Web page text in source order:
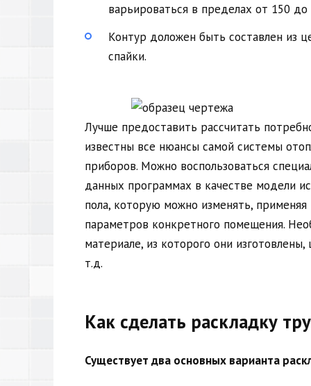
варьироваться в пределах от 150
Контур доложен быть составлен из
спайки.
Лучше предоставить рассчитать
известны все нюансы самой системы
приборов. Можно воспользоваться
данных программах в качестве модели
пола, которую можно изменять,
параметров конкретного помещения.
материале, из которого они
т.д.
Как сделать раскладку
Существует два основных варианта